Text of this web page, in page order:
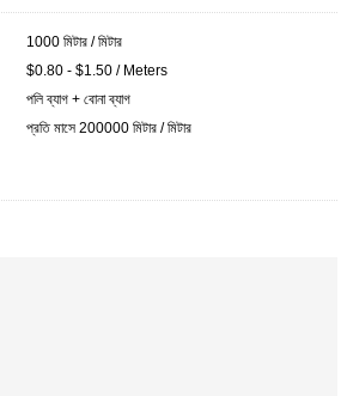
1000 মিটার / মিটার
$0.80 - $1.50 / Meters
পলি ব্যাগ + বোনা ব্যাগ
প্রতি মাসে 200000 মিটার / মিটার